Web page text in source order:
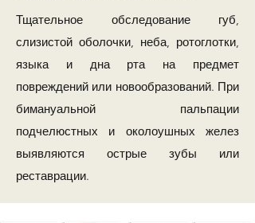
Тщательное обследование губ,
слизистой оболочки, неба, ротоглотки,
языка и дна рта на предмет
повреждений или новообразований. При
бимануальной пальпации
подчелюстных и околоушных желез
выявляются острые зубы или
реставрации.